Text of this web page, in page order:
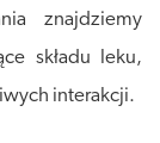
znajdziemy
składu leku,
interakcji.